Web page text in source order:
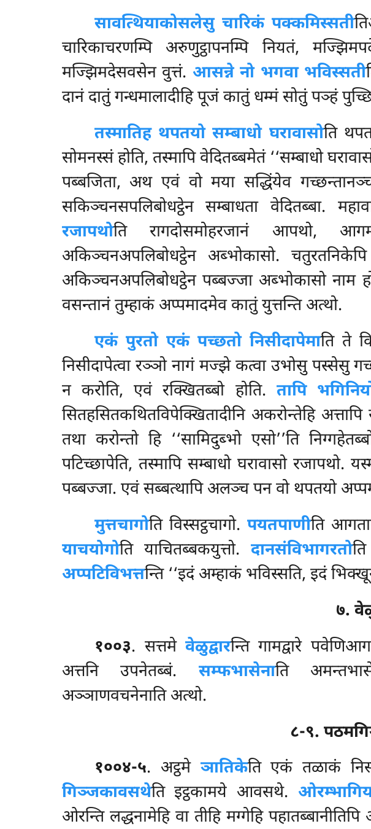
सावत्थियाकोसलेसु चारिकं पक्कमिस्सती
चारिकाचरणम्पि अरुणुट्ठापनम्पि नियतं,
मज्झिमदेसवसेन वुत्तं. आसन्ने नो भगवा भविस्सती
दानं दातुं गन्धमालादीहि पूजं कातुं धम्मं सोतुं पञ्हं
तस्मातिह थपतयो सम्बाधो घरावासोति
सोमनस्सं होति, तस्मापि वेदितब्बमेतं ‘‘सम्बाधो
पब्बजिता, अथ एवं वो मया सद्धिंयेव
सकिञ्चनसपलिबोधट्ठेन सम्बाधता वेदितब्बा.
रजापथोति रागदोसमोहरजानं आपथो,
अकिञ्चनअपलिबोधट्ठेन अब्भोकासो.
अकिञ्चनअपलिबोधट्ठेन पब्बज्जा अब्भोकासो नाम
वसन्तानं तुम्हाकं अप्पमादमेव कातुं युत्तन्ति अत्थो.
एकं पुरतो एकं पच्छतो निसीदापेमाति ते
निसीदापेत्वा रञ्ञो नागं मज्झे कत्वा उभोसु पस्सेसु
न करोति, एवं रक्खितब्बो होति. तापि
सितहसितकथितविपेक्खितादीनि अकरोन्तेहि
तथा करोन्तो हि ‘‘सामिदुब्भो एसो’’ति
पटिच्छापेति, तस्मापिसम्बाधो घरावासो रजापथो.
पब्बज्जा. एवं सब्बत्थापि अलञ्च पन वो थपतयो
मुत्तचागोति विस्सट्ठचागो. पयतपाणीति
याचयोगोति याचितब्बकयुत्तो. दानसंविभागरतो
अप्पटिविभत्तन्ति ‘‘इदं अम्हाकं भविस्सति, इदं
७.
१००३. सत्तमे वेळुद्वारन्ति गामद्वारे
अत्तनि उपनेतब्बं. सम्फभासेनाति
अञ्ञाणवचनेनाति अत्थो.
८-९.
१००४-५. अट्ठमे ञातिकेति एकं तळाकं
गिञ्जकावसथेति इट्ठकामये आवसथे.
ओरन्ति लद्धनामेहि वा तीहि मग्गेहि पहातब्बानीतिपि